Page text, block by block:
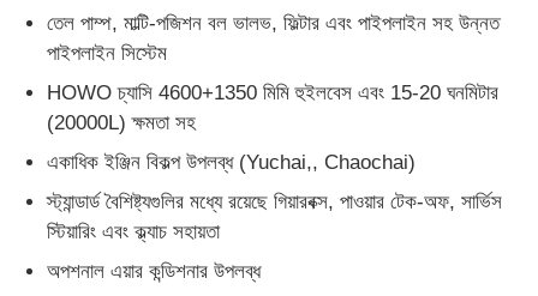
আইএসও ট্যাঙ্ক কনটেইনার
স্যানিটেশন ক্লিনিং ট্রাক
রেফ্রিজারেটেড বক্স ট্রাক
হুক আর্ম আবর্জনা ট্রাক
তেল পাম্প, মাল্টি-পজিশন বল ভালভ, ফিল্টার এবং পাইপলাইন সহ উন্নত
পাইপলাইন সিস্টেম
HOWO চ্যাসি 4600+1350 মিমি হুইলবেস এবং 15-20 ঘনমিটার
(20000L) ক্ষমতা সহ
একাধিক ইঞ্জিন বিকল্প উপলব্ধ (Yuchai,, Chaochai)
স্ট্যান্ডার্ড বৈশিষ্ট্যগুলির মধ্যে রয়েছে গিয়ারবক্স, পাওয়ার টেক-অফ, সার্ভিস
স্টিয়ারিং এবং ক্ল্যাচ সহায়তা
অপশনাল এয়ার কন্ডিশনার উপলব্ধ